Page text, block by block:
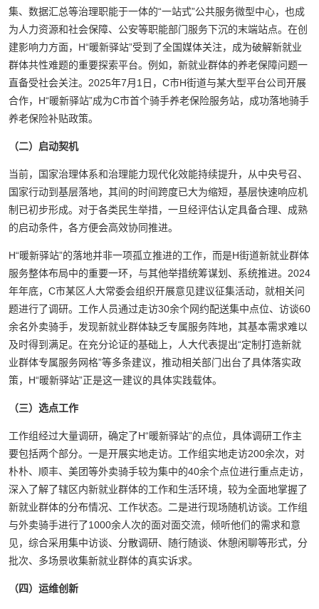
集、数据汇总等治理职能于一体的“一站式”公共服务微型中心，也成
为人力资源和社会保障、公安等职能部门服务下沉的末端站点。在创
建影响力方面，H“暖新驿站”受到了全国媒体关注，成为破解新就业
群体共性难题的重要探索平台。例如，新就业群体的养老保障问题一
直备受社会关注。2025年7月1日，C市H街道与某大型平台公司开展
合作，H“暖新驿站”成为C市首个骑手养老保险服务站，成功落地骑手
养老保险补贴政策。
（二）启动契机
当前，国家治理体系和治理能力现代化效能持续提升，从中央号召、
国家行动到基层落地，其间的时间跨度已大为缩短，基层快速响应机
制已初步形成。对于各类民生举措，一旦经评估认定具备合理、成熟
的启动条件，各方便会高效协同推进。
H“暖新驿站”的落地并非一项孤立推进的工作，而是H街道新就业群体
服务整体布局中的重要一环，与其他举措统筹谋划、系统推进。2024
年年底，C市某区人大常委会组织开展意见建议征集活动，就相关问
题进行了调研。工作人员通过走访30余个网约配送集中点位、访谈60
余名外卖骑手，发现新就业群体缺乏专属服务阵地，其基本需求难以
及时得到满足。在充分论证的基础上，人大代表提出“定制打造新就
业群体专属服务网格”等多条建议，推动相关部门出台了具体落实政
策，H“暖新驿站”正是这一建议的具体实践载体。
（三）选点工作
工作组经过大量调研，确定了H“暖新驿站”的点位，具体调研工作主
要包括两个部分。一是开展实地走访。工作组实地走访200余次，对
朴朴、顺丰、美团等外卖骑手较为集中的40余个点位进行重点走访，
深入了解了辖区内新就业群体的工作和生活环境，较为全面地掌握了
新就业群体的分布情况、工作状态。二是进行现场随机访谈。工作组
与外卖骑手进行了1000余人次的面对面交流，倾听他们的需求和意
见，综合采用集中访谈、分散调研、随行随谈、休憩闲聊等形式，分
批次、多场景收集新就业群体的真实诉求。
（四）运维创新